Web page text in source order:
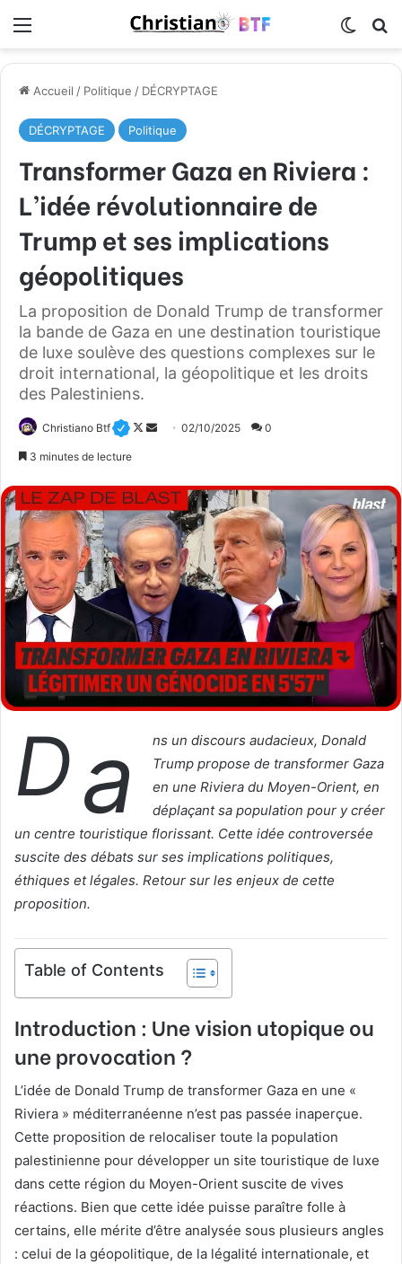
Accueil / Politique / DÉCRYPTAGE
DÉCRYPTAGE Politique
Transformer Gaza en Riviera :
L’idée révolutionnaire de
Trump et ses implications
géopolitiques
La proposition de Donald Trump de transformer
la bande de Gaza en une destination touristique
de luxe soulève des questions complexes sur le
droit international, la géopolitique et les droits
des Palestiniens.
Christiano Btf
F
l
o
w
o
n
X
o
y
e
r
u
n
c
o
u
r
r
02/10/2025 0
3 minutes de lecture
Da
ns un discours audacieux, Donald
Trump propose de transformer Gaza
en une Riviera du Moyen-Orient, en
déplaçant sa population pour y créer
un centre touristique florissant. Cette idée controversée
suscite des débats sur ses implications politiques,
éthiques et légales. Retour sur les enjeux de cette
proposition.
Table of Contents
Introduction : Une vision utopique ou
une provocation ?
L’idée de Donald Trump de transformer Gaza en une «
Riviera » méditerranéenne n’est pas passée inaperçue.
Cette proposition de relocaliser toute la population
palestinienne pour développer un site touristique de luxe
dans cette région du Moyen-Orient suscite de vives
réactions. Bien que cette idée puisse paraître folle à
certains, elle mérite d’être analysée sous plusieurs angles
: celui de la géopolitique, de la légalité internationale, et